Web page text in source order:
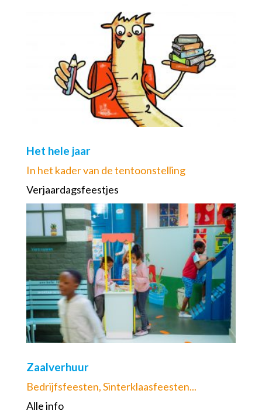
Het hele jaar
In het kader van de tentoonstelling
Verjaardagsfeestjes
Zaalverhuur
Bedrijfsfeesten, Sinterklaasfeesten...
Alle info